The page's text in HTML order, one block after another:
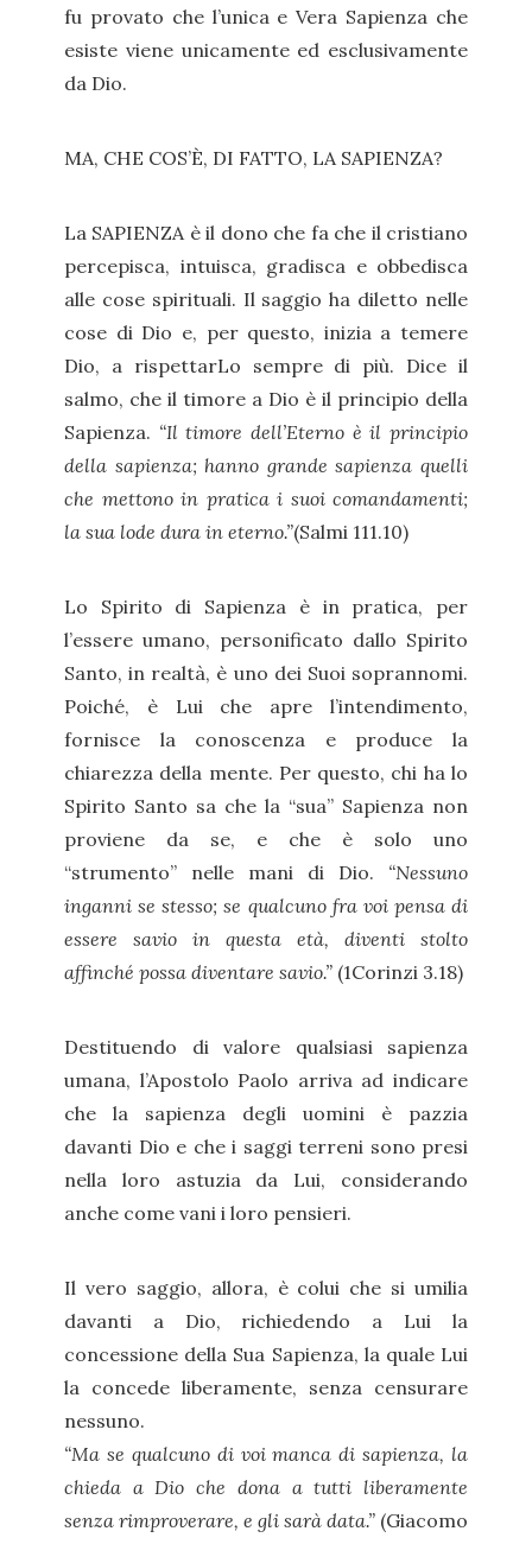
fu provato che l’unica e Vera Sapienza che
esiste viene unicamente ed esclusivamente
da Dio.
MA, CHE COS’È, DI FATTO, LA SAPIENZA?
La SAPIENZA è il dono che fa che il cristiano
percepisca, intuisca, gradisca e obbedisca
alle cose spirituali. Il saggio ha diletto nelle
cose di Dio e, per questo, inizia a temere
Dio, a rispettarLo sempre di più. Dice il
salmo, che il timore a Dio è il principio della
Sapienza. “Il timore dell’Eterno è il principio
della sapienza; hanno grande sapienza quelli
che mettono in pratica i suoi comandamenti;
la sua lode dura in eterno.”(Salmi 111.10)
Lo Spirito di Sapienza è in pratica, per
l’essere umano, personificato dallo Spirito
Santo, in realtà, è uno dei Suoi soprannomi.
Poiché, è Lui che apre l’intendimento,
fornisce la conoscenza e produce la
chiarezza della mente. Per questo, chi ha lo
Spirito Santo sa che la “sua” Sapienza non
proviene da se, e che è solo uno
“strumento” nelle mani di Dio. “Nessuno
inganni se stesso; se qualcuno fra voi pensa di
essere savio in questa età, diventi stolto
affinché possa diventare savio.” (1Corinzi 3.18)
Destituendo di valore qualsiasi sapienza
umana, l’Apostolo Paolo arriva ad indicare
che la sapienza degli uomini è pazzia
davanti Dio e che i saggi terreni sono presi
nella loro astuzia da Lui, considerando
anche come vani i loro pensieri.
Il vero saggio, allora, è colui che si umilia
davanti a Dio, richiedendo a Lui la
concessione della Sua Sapienza, la quale Lui
la concede liberamente, senza censurare
nessuno.
“Ma se qualcuno di voi manca di sapienza, la
chieda a Dio che dona a tutti liberamente
senza rimproverare, e gli sarà data.” (Giacomo